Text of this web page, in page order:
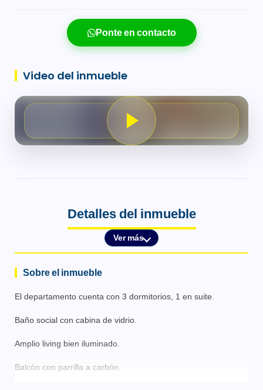
Ponte en contacto
Video del inmueble
Detalles del inmueble
Ver más
Sobre el inmueble
El departamento cuenta con 3 dormitorios, 1 en suite.
Baño social con cabina de vidrio.
Amplio living bien iluminado.
Balcón con parrilla a carbón.